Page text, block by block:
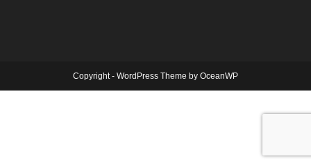
Copyright - WordPress Theme by OceanWP